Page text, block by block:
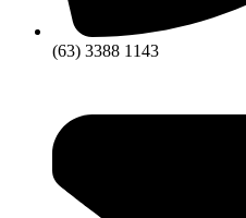
(63) 3388 1143